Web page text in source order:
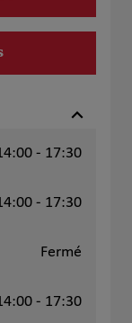
- 17:30
- 17:30
Fermé
- 17:30